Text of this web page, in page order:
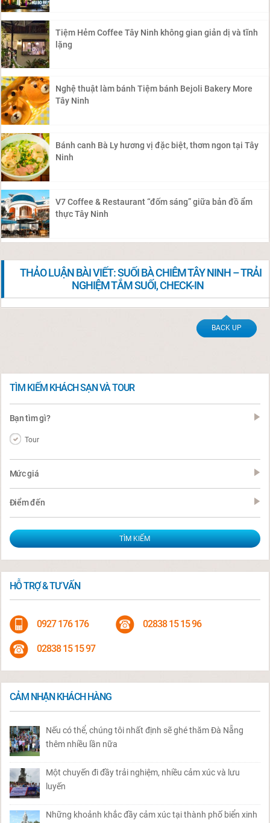
Tiệm Hẻm Coffee Tây Ninh không gian giản dị và tĩnh
lặng
Nghệ thuật làm bánh Tiệm bánh Bejoli Bakery More
Tây Ninh
Bánh canh Bà Ly hương vị đặc biệt, thơm ngon tại Tây
Ninh
V7 Coffee & Restaurant “đốm sáng” giữa bản đồ ẩm
thực Tây Ninh
THẢO LUẬN BÀI VIẾT: SUỐI BÀ CHIÊM TÂY NINH – TRẢI
NGHIỆM TẮM SUỐI, CHECK-IN
BACK UP
TÌM KIẾM KHÁCH SẠN VÀ TOUR
Bạn tìm gì?
Tour
Mức giá
Điểm đến
HỖ TRỢ & TƯ VẤN
0927 176 176 02838 15 15 96
02838 15 15 97
CẢM NHẬN KHÁCH HÀNG
Nếu có thể, chúng tôi nhất định sẽ ghé thăm Đà Nẵng
thêm nhiều lần nữa
Một chuyến đi đầy trải nghiệm, nhiều cảm xúc và lưu
luyến
Những khoảnh khắc đầy cảm xúc tại thành phố biển xinh